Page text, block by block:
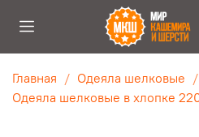
Главная Одеяла шелковые
Одеяла шелковые в хлопке